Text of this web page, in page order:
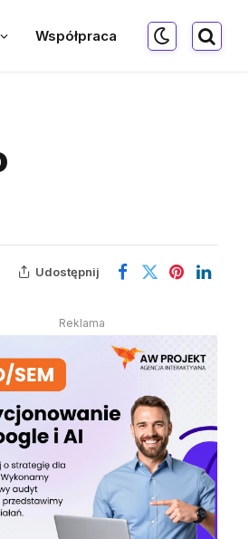
Współpraca
Udostępnij
Reklama